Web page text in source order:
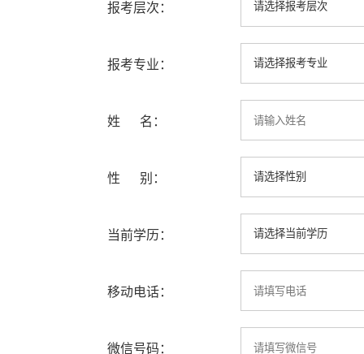
报考层次：
报考专业：
姓 名：
性 别：
当前学历：
移动电话：
微信号码：